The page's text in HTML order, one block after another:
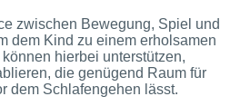
zwischen Bewegung, Spiel und
dem Kind zu einem erholsamen
hierbei unterstützen,
die genügend Raum für
dem Schlafengehen lässt.